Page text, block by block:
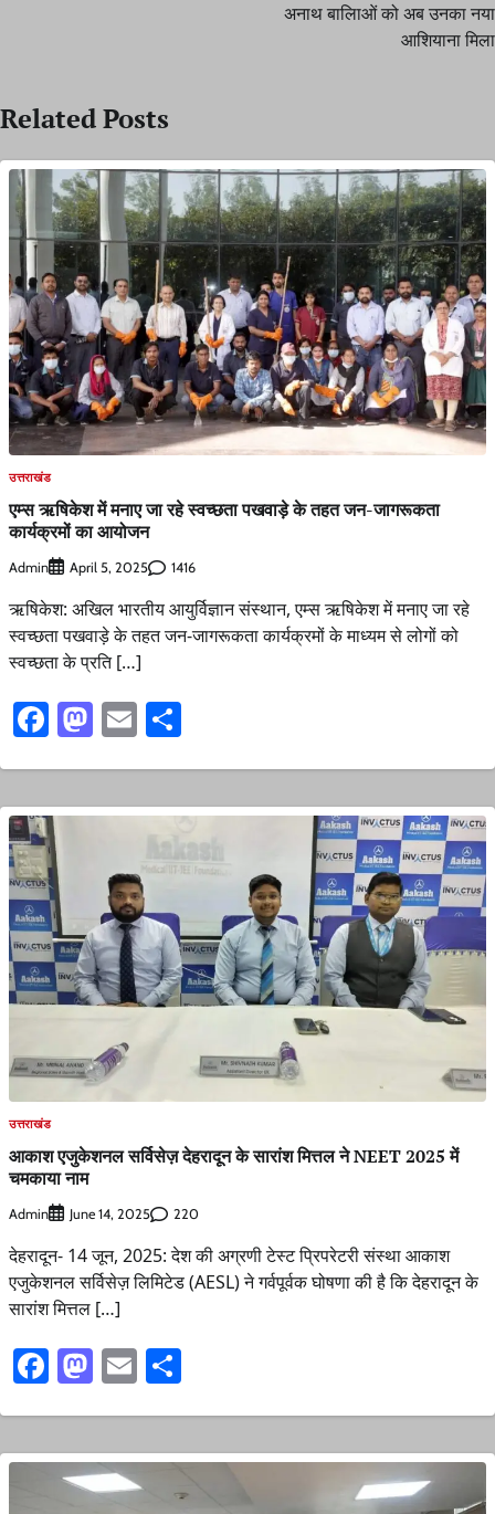
अनाथ बालिाओं को अब उनका नया
आशियाना मिला
Related Posts
उत्तराखंड
एम्स ऋषिकेश में मनाए जा रहे स्वच्छता पखवाड़े के तहत जन-जागरूकता
कार्यक्रमों का आयोजन
Admin April 5, 2025 1416
ऋषिकेश: अखिल भारतीय आयुर्विज्ञान संस्थान, एम्स ऋषिकेश में मनाए जा रहे
स्वच्छता पखवाड़े के तहत जन-जागरूकता कार्यक्रमों के माध्यम से लोगों को
स्वच्छता के प्रति […]
Facebook
Mastodon
Email
उत्तराखंड
आकाश एजुकेशनल सर्विसेज़ देहरादून के सारांश मित्तल ने NEET 2025 में
चमकाया नाम
Admin June 14, 2025 220
देहरादून- 14 जून, 2025: देश की अग्रणी टेस्ट प्रिपरेटरी संस्था आकाश
एजुकेशनल सर्विसेज़ लिमिटेड (AESL) ने गर्वपूर्वक घोषणा की है कि देहरादून के
सारांश मित्तल […]
Facebook
Mastodon
Email